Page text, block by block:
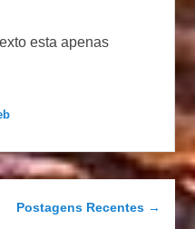
esta apenas
Postagens Recentes →